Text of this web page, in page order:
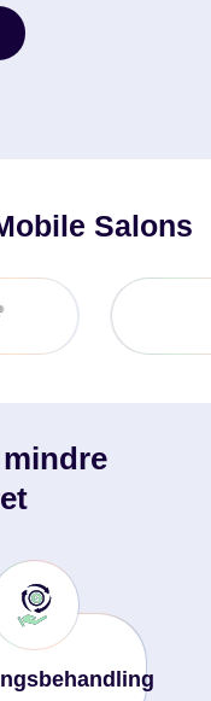
Salons